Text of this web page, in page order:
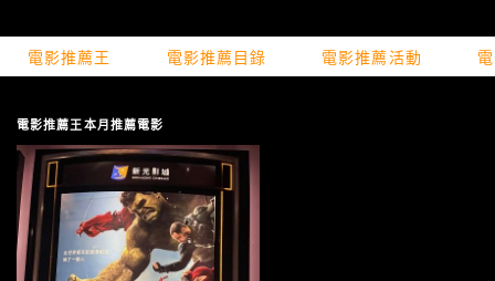
電影推薦王 電影推薦目錄 電影推薦活動
電影推薦王本月推薦電影